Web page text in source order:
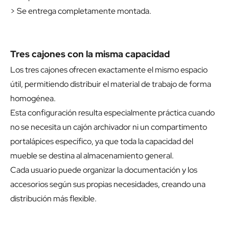
> Se entrega completamente montada.
Tres cajones con la misma capacidad
Los tres cajones ofrecen exactamente el mismo espacio
útil, permitiendo distribuir el material de trabajo de forma
homogénea.
Esta configuración resulta especialmente práctica cuando
no se necesita un cajón archivador ni un compartimento
portalápices específico, ya que toda la capacidad del
mueble se destina al almacenamiento general.
Cada usuario puede organizar la documentación y los
accesorios según sus propias necesidades, creando una
distribución más flexible.